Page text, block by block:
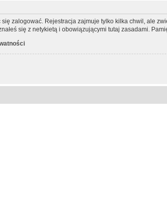
zalogować. Rejestracja zajmuje tylko kilka chwil, ale
się z netykietą i obowiązującymi tutaj zasadami.